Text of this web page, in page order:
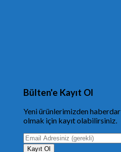
Bülten'e Kayıt Ol
Yeni ürünlerimizden haberdar
olmak için kayıt olabilirsiniz.